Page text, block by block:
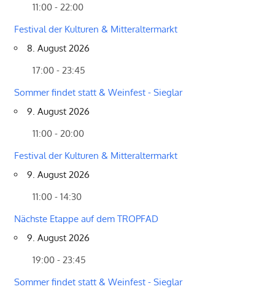
11:00 - 22:00
Festival der Kulturen & Mitteraltermarkt
8. August 2026
17:00 - 23:45
Sommer findet statt & Weinfest - Sieglar
9. August 2026
11:00 - 20:00
Festival der Kulturen & Mitteraltermarkt
9. August 2026
11:00 - 14:30
Nächste Etappe auf dem TROPFAD
9. August 2026
19:00 - 23:45
Sommer findet statt & Weinfest - Sieglar